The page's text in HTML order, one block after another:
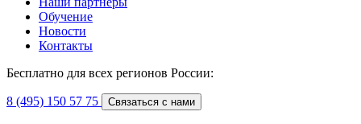
Обучение
Новости
Контакты
Бесплатно для всех регионов России:
8 (495) 150 57 75 Связаться с нами